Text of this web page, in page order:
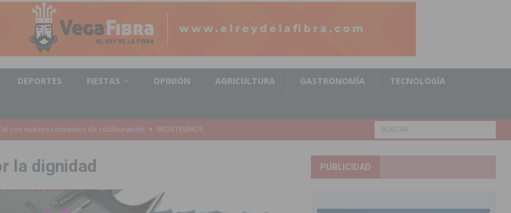
DEPORTES FIESTAS OPINIÓN AGRICULTURA GASTRONOMÍA TECNOLOGÍA
con nuevos convenios de colaboración
MONTESINOS
de Jóvenes de la Provincia de Alicante en Las Colinas
la dignidad PUBLICIDAD